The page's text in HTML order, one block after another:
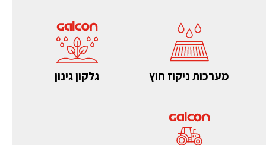
מערכות ניקוז חוץ גלקון גינון